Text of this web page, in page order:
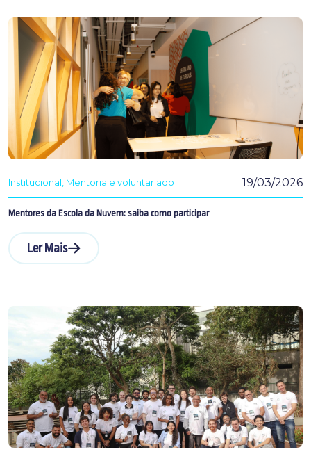
Institucional Mentoria e voluntariado 19/03/2026
Mentores da Escola da Nuvem: saiba como participar
Ler Mais